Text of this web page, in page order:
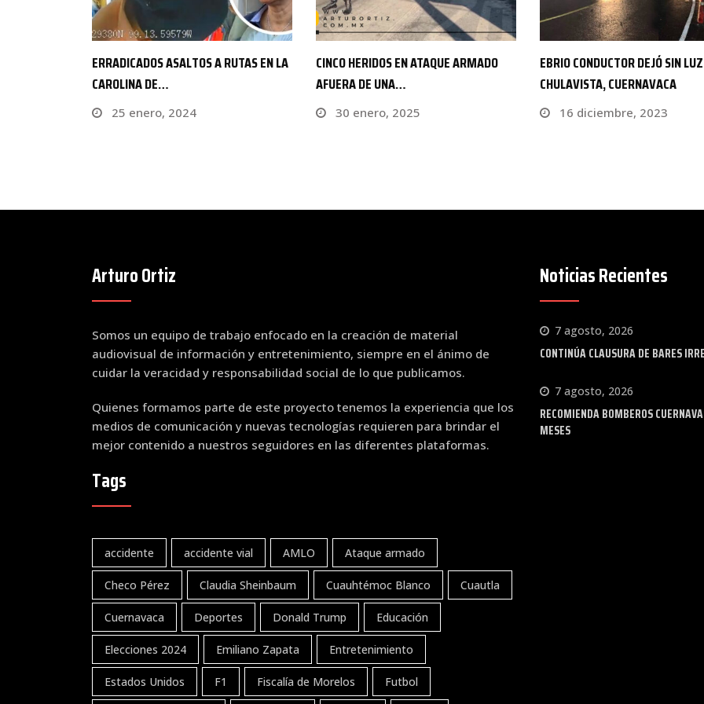
CINCO HERIDOS EN ATAQUE ARMADO
AFUERA DE UNA…
30 enero, 2025
EBRIO CONDUCTOR DEJÓ SIN LUZ A
CHULAVISTA, CUERNAVACA
16 diciembre, 2023
SOLO 7 MUNICIPIOS PIDIERON
COLABORACIÓN PARA LIMPIAR
16 mayo, 2023
Arturo Ortiz
Somos un equipo de trabajo enfocado en la creación de material
audiovisual de información y entretenimiento, siempre en el ánimo de
cuidar la veracidad y responsabilidad social de lo que publicamos.
Quienes formamos parte de este proyecto tenemos la experiencia que los
medios de comunicación y nuevas tecnologías requieren para brindar el
mejor contenido a nuestros seguidores en las diferentes plataformas.
Tags
accidente accidente vial AMLO Ataque armado
Checo Pérez Claudia Sheinbaum Cuauhtémoc Blanco Cuautla
Cuernavaca Deportes Donald Trump Educación
Elecciones 2024 Emiliano Zapata Entretenimiento
Estados Unidos F1 Fiscalía de Morelos Futbol
Noticias Recientes
7 agosto, 2026
CONTINÚA CLAUSURA DE BARES
7 agosto, 2026
RECOMIENDA BOMBEROS
MESES